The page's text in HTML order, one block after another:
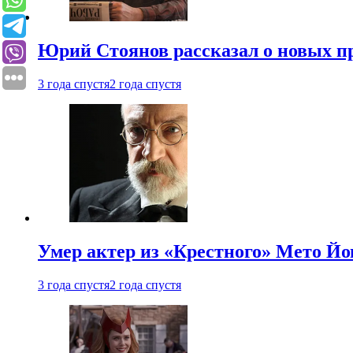
Юрий Стоянов рассказал о новых
3 года спустя2 года спустя
Умер актер из «Крестного» Мето
3 года спустя2 года спустя